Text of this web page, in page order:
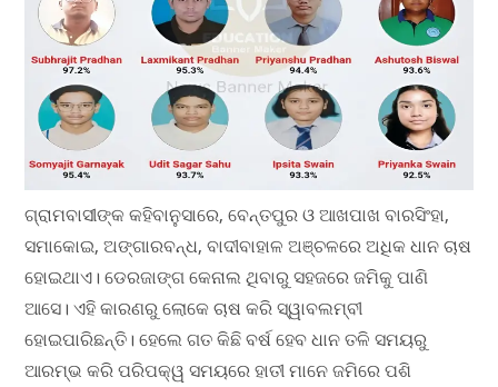
ଗ୍ରାମବାସୀଙ୍କ କହିବାନୁସାରେ, ବେନ୍ତପୁର ଓ ଆଖପାଖ ବାରସିଂହା,
ସମାକୋଇ, ଅଙ୍ଗାରବନ୍ଧ, ବାଦୀବାହାଳ ଅଞ୍ଚଳରେ ଅଧିକ ଧାନ ଚାଷ
ହୋଇଥାଏ। ଡେରଜାଙ୍ଗ କେନାଲ ଥିବାରୁ ସହଜରେ ଜମିକୁ ପାଣି
ଆସେ। ଏହି କାରଣରୁ ଲୋକେ ଚାଷ କରି ସ୍ୱାବଲମ୍ବୀ
ହୋଇପାରିଛନ୍ତି। ହେଲେ ଗତ କିଛି ବର୍ଷ ହେବ ଧାନ ତଳି ସମୟରୁ
ଆରମ୍ଭ କରି ପରିପକ୍ୱ ସମୟରେ ହାତୀ ମାନେ ଜମିରେ ପଶି